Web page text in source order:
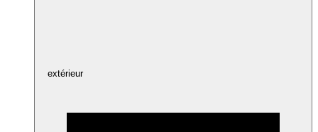
extérieur